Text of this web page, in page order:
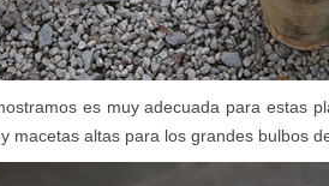
es muy adecuada para estas
macetas altas para los grandes bulbos